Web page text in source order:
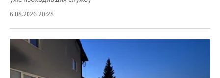
6.08.2026 20:28